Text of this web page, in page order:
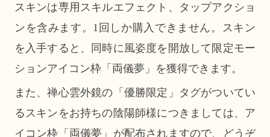
スキンは専用スキルエフェクト、タップアクショ
ンを含みます。1回しか購入できません。スキン
を入手すると、同時に風姿度を開放して限定モー
ションアイコン枠「両儀夢」を獲得できます。
また、禅心雲外鏡の「優勝限定」タグがついてい
るスキンをお持ちの陰陽師様につきましては、ア
イコン枠「両儀夢」が配布されますので、どうぞ